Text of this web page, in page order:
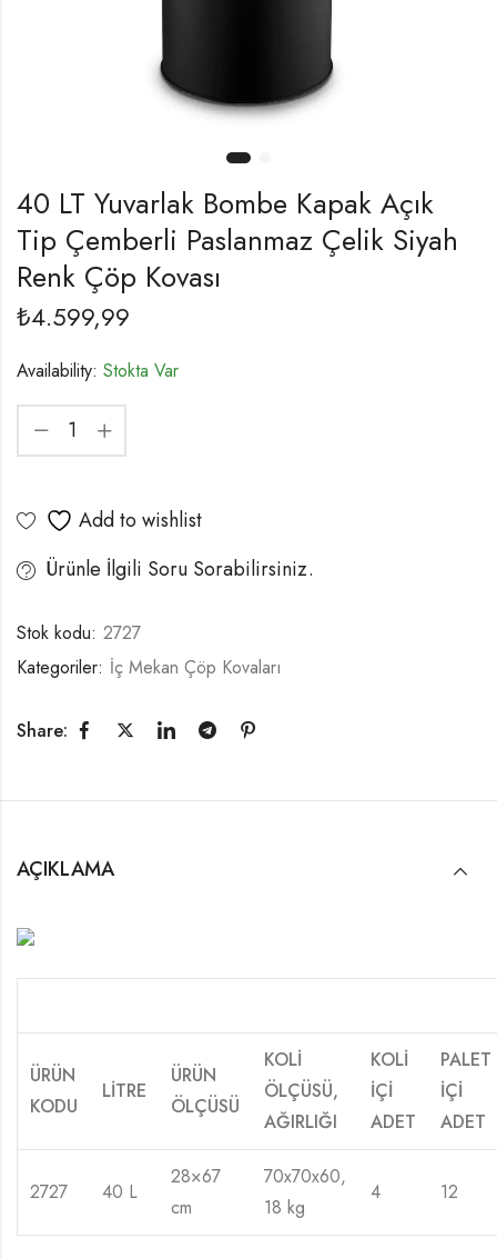
40 LT Yuvarlak Bombe Kapak Açık
Tip Çemberli Paslanmaz Çelik Siyah
Renk Çöp Kovası
₺4.599,99
Availability: Stokta Var
Add to wishlist
Ürünle İlgili Soru Sorabilirsiniz.
Stok kodu: 2727
Kategoriler: İç Mekan Çöp Kovaları
Share:
AÇIKLAMA
ÜRÜN
KODU
LİTRE
ÜRÜN
ÖLÇÜSÜ
KOLİ
ÖLÇÜSÜ,
AĞIRLIĞI
KOLİ
İÇİ
ADET
PALET
İÇİ
ADET
2727 40 L
28×67
cm
70x70x60,
18 kg
4 12